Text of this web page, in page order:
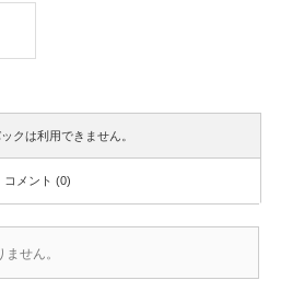
クは利用できません。
コメント (0)
せん。